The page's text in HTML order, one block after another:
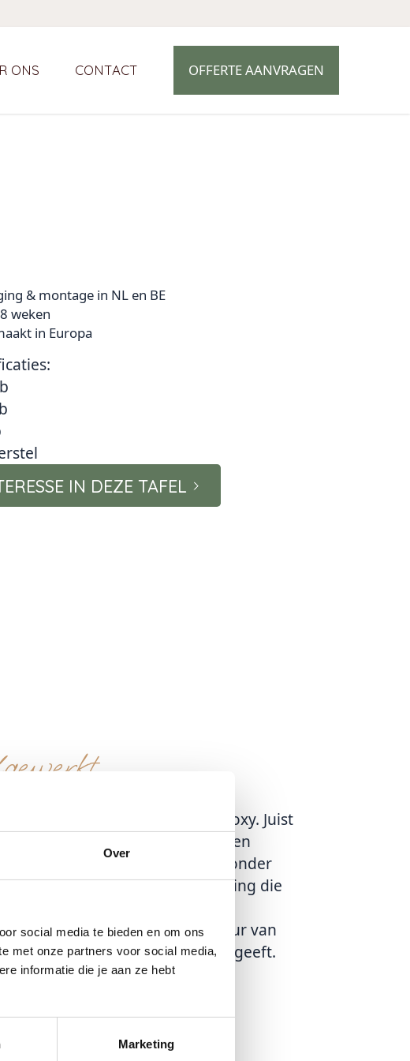
Over
social media te bieden en om ons
met onze partners voor social media,
informatie die je aan ze hebt
Marketing
ONS CONTACT OFFERTE AANVRAGEN
& montage in NL en BE
weken
in Europa
IN DEZE TAFEL
een kristalheldere laag epoxy. Juist
tekening van het hout blijven
geeft. Zo ontstaat een bijzonder
contrast en een uitstraling die
een blad. De zichtbare structuur van
en luxe uitstraling meegeeft.